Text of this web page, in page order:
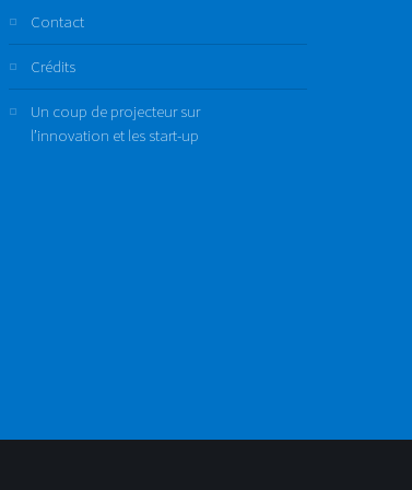
Contact
Crédits
Un coup de projecteur sur
l’innovation et les start-up